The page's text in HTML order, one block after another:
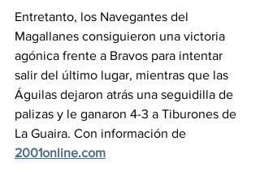
Entretanto, los Navegantes del
Magallanes consiguieron una victoria
agónica frente a Bravos para intentar
salir del último lugar, mientras que las
Águilas dejaron atrás una seguidilla de
palizas y le ganaron 4-3 a Tiburones de
La Guaira. Con información de
2001online.com